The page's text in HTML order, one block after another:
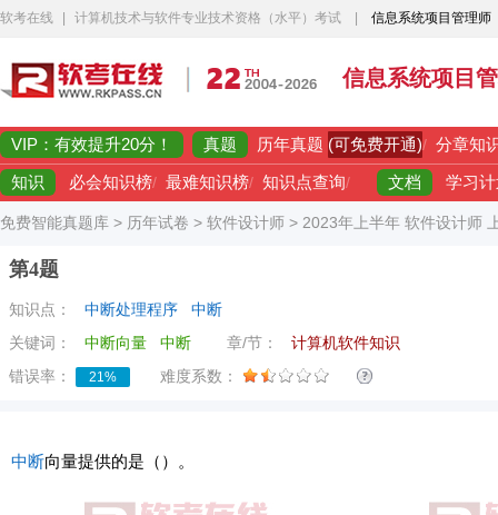
软考在线 计算机技术与软件专业技术资格（水平）考试 信息系统项目管理师
信息系统项目
VIP：有效提升20分！ 真题 历年真题 (可免费开通)/ 分章知
知识 必会知识榜/ 最难知识榜/ 知识点查询/ 文档 学习
免费智能真题库 > 历年试卷 > 软件设计师 > 2023年上半年 软件设计师
第4题
知识点： 中断处理程序
中断
关键词：
中断向量 中断 章/节：
计算机软件知识
错误率：
21% 难度系数：
中断向量提供的是（）。